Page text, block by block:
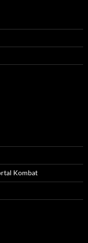
Kombat